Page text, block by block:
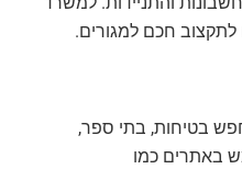
לתקצוב חכם למגורים.
בטיחות, בתי ספר,
באתרים כמו